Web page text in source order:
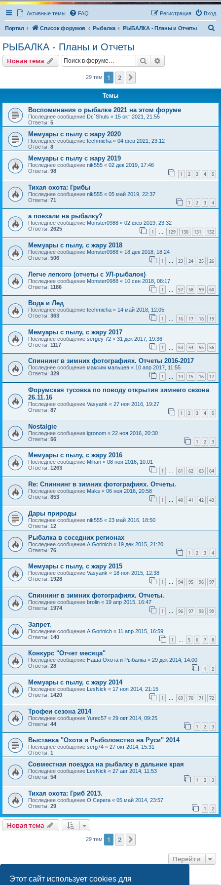
Этот сайт использует cookies для
Активные темы FAQ Вход
Регистрация
Портал Список форумов Рыбалка РЫБАЛКА - Планы и Отчеты
РЫБАЛКА - Планы и Отчеты
Новая тема Поиск
29 тем 1 2
Темы
Воспоминания о рыбалке 2021 на этом форуме
Последнее сообщение Dc`Shuls « 15 окт 2021, 21:55
Ответы: 5
Мемуары с пылу с жару 2020
Последнее сообщение techmicha « 04 фев 2021, 23:12
Ответы: 8
Мемуары с пылу с жару 2019
Последнее сообщение nik555 « 02 дек 2019, 17:46
Ответы: 98 1 2 3 4 5
Тихая охота: Грибы
Последнее сообщение nik555 « 05 май 2019, 22:37
Ответы: 71 1 2 3 4
а поехали на рыбалку?
Последнее сообщение Monster0988 « 02 фев 2019, 23:32
Ответы: 2625 1 … 129 130 131 132
Мемуары с пылу, с жару 2018
Последнее сообщение Monster0988 « 18 дек 2018, 18:24
Ответы: 506 1 … 23 24 25 26
Легче легкого (отчеты с УЛ-рыбалок)
Последнее сообщение Monster0988 « 10 сен 2018, 08:17
Ответы: 1186 1 57 58 59 60
Вода и Лед
Последнее сообщение techmicha « 14 май 2018, 12:05
Ответы: 363 1 … 16 17 18 19
Мемуары с пылу, с жару 2017
Последнее сообщение sergey 72 « 31 дек 2017, 19:36
Ответы: 1117 1 53 54 55 56
Спиннинг в зимних фотографиях. Отчеты 2016-2017
Последнее сообщение максим мальцев « 10 апр 2017, 11:55
Ответы: 329 1 14 15 16 17
Форумская тусовка по поводу открытия зимнего сезона
26.11.16
Последнее сообщение Vasyank « 27 ноя 2016, 19:27
Ответы: 87 1 2 3 4 5
Nostalgie
Последнее сообщение igronom « 22 ноя 2016, 20:30
Ответы: 56 1 2 3
Мемуары с пылу, с жару 2016
Последнее сообщение Mihan « 08 ноя 2016, 10:01
Ответы: 1263 1 61 62 63 64
Re: Спиннинг в зимних фотографиях. Отчеты.
Последнее сообщение Maks « 06 ноя 2016, 20:58
Ответы: 853 1 … 40 41 42 43
Дары природы
Последнее сообщение nik555 « 23 май 2016, 18:50
Ответы: 12
Рыбалка в соседних регионах
Последнее сообщение A.Gorinich « 19 дек 2015, 21:20
Ответы: 76 1 2 3 4
Мемуары с пылу, с жару 2015
Последнее сообщение Vasyank « 18 ноя 2015, 12:38
Ответы: 1928 1 … 94 95 96 97
Спиннинг в зимних фотографиях. Отчеты.
Последнее сообщение brolin « 19 апр 2015, 16:47
Ответы: 1974 1 … 96 97 98 99
Запрет.
Последнее сообщение A.Gorinich « 11 апр 2015, 16:59
Ответы: 140 1 5 6 7 8
Конкурс "Отчет месяца"
Последнее сообщение Наша Охота и Рыбалка « 29 дек 2014, 14:00
Ответы: 28 1 2
Мемуары с пылу, с жару 2014
Последнее сообщение LesNick « 17 ноя 2014, 21:15
Ответы: 1420 1 69 70 71 72
Трофеи сезона 2014
Последнее сообщение Yurec57 « 29 окт 2014, 09:25
Ответы: 44 1 2 3
Выставка "Охота и Рыболовство на Руси" 2014
Последнее сообщение serg74 « 27 окт 2014, 15:31
Ответы: 1
Совместная поездка на рыбалку в дальние края
Последнее сообщение LesNick « 27 авг 2014, 11:53
Ответы: 54 1 2 3
Тихая охота: Гриб 2013.
Последнее сообщение О Серега « 05 май 2014, 23:57
Ответы: 29 1 2
Новая тема
29 тем 1 2
Перейти
ПРАВА ДОСТУПА